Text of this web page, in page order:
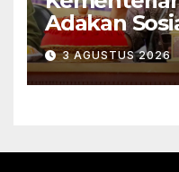
Adakan
Ulayat
Kepastian
3 AGUSTUS 2026